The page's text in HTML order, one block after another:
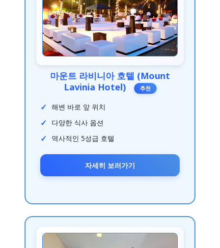
마운트 라비니아 호텔 (Mount
Lavinia Hotel)
추천
해변 바로 앞 위치
다양한 식사 옵션
역사적인 5성급 호텔
자세히 보러가기